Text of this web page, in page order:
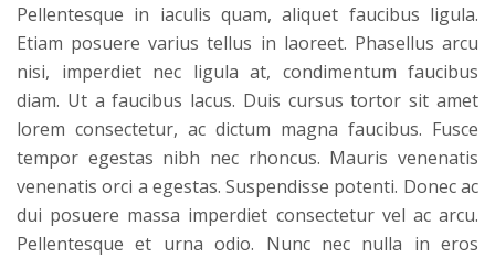
Pellentesque in iaculis quam, aliquet faucibus ligula.
Etiam posuere varius tellus in laoreet. Phasellus arcu
nisi, imperdiet nec ligula at, condimentum faucibus
diam. Ut a faucibus lacus. Duis cursus tortor sit amet
lorem consectetur, ac dictum magna faucibus. Fusce
tempor egestas nibh nec rhoncus. Mauris venenatis
venenatis orci a egestas. Suspendisse potenti. Donec ac
dui posuere massa imperdiet consectetur vel ac arcu.
Pellentesque et urna odio. Nunc nec nulla in eros